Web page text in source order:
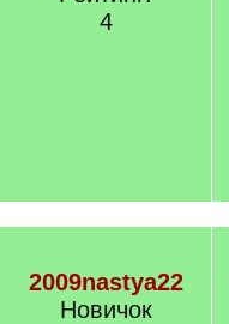
4
2009nastya22
Новичок